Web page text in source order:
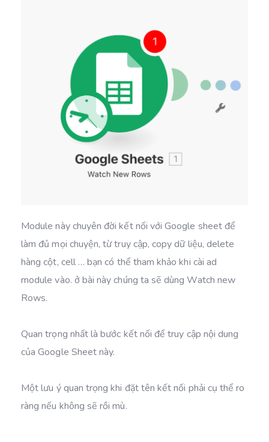
Module này chuyên đời kết nối với Google sheet để
làm đủ mọi chuyện, từ truy cập, copy dữ liệu, delete
hàng cột, cell … bạn có thể tham khảo khi cài ad
module vào. ở bài này chúng ta sẽ dùng Watch new
Rows.
Quan trọng nhất là bước kết nối để truy cập nội dung
của Google Sheet này.
Một lưu ý quan trọng khi đặt tên kết nối phải cụ thể ro
ràng nếu không sẽ rồi mù.